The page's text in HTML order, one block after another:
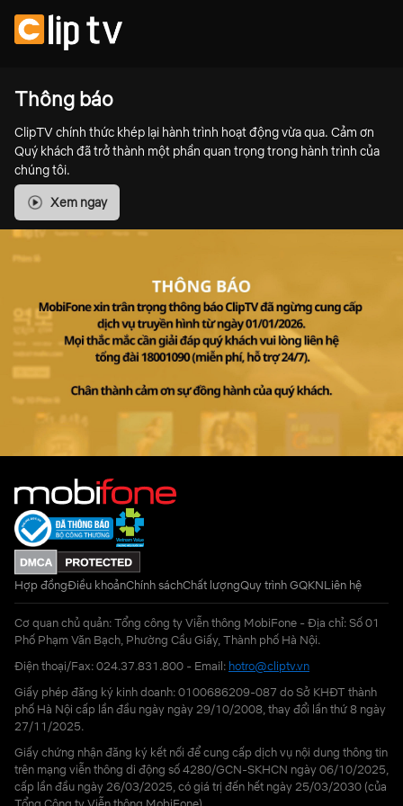
Thông báo
ClipTV chính thức khép lại hành trình hoạt động vừa qua. Cảm ơn
Quý khách đã trở thành một phần quan trọng trong hành trình của
chúng tôi.
Xem ngay
Hợp đồngĐiều khoảnChính sáchChất lượngQuy trình GQKNLiên hệ
Cơ quan chủ quản: Tổng công ty Viễn thông MobiFone - Địa chỉ: Số 01
Phố Phạm Văn Bạch, Phường Cầu Giấy, Thành phố Hà Nội.
Điện thoại/Fax: 024.37.831.800 - Email: hotro@cliptv.vn
Giấy phép đăng ký kinh doanh: 0100686209-087 do Sở KHĐT thành
phố Hà Nội cấp lần đầu ngày ngày 29/10/2008, thay đổi lần thứ 8 ngày
27/11/2025.
Giấy chứng nhận đăng ký kết nối để cung cấp dịch vụ nội dung thông tin
trên mạng viễn thông di động số 4280/GCN-SKHCN ngày 06/10/2025,
cấp lần đầu ngày 26/03/2025, có giá trị đến hết ngày 25/03/2030 (của